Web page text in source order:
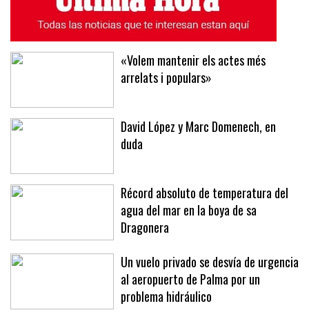
«Volem mantenir els actes més
David López y Marc Domenech, en
Récord absoluto de temperatura del
agua del mar en la boya de sa
Dragonera
Un vuelo privado se desvía de urgencia
al aeropuerto de Palma por un